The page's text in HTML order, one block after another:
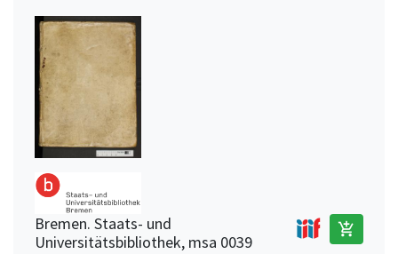
Bremen. Staats- und
Universitätsbibliothek, msa 0039
add_shopping_cart